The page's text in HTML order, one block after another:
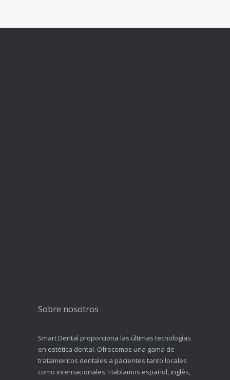
Sobre nosotros
Smart Dental proporciona las últimas tecnologías
en estética dental. Ofrecemos una gama de
tratamientos dentales a pacientes tanto locales
como internacionales. Hablamos español, inglés,